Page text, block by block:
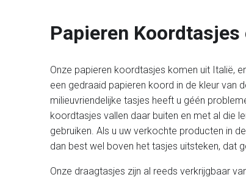
Papieren Koordtasjes
Onze papieren koordtasjes komen uit Italië,
een gedraaid papieren koord in de kleur van
milieuvriendelijke tasjes heeft u géén
koordtasjes vallen daar buiten en met al die
gebruiken. Als u uw verkochte producten in
dan best wel boven het tasjes uitsteken, dat
Onze draagtasjes zijn al reeds verkrijgbaar